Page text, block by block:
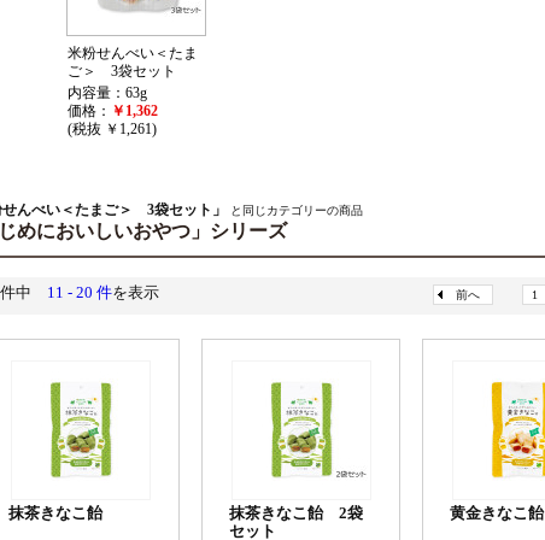
米粉せんべい＜たま
ご＞ 3袋セット
内容量：63g
価格： ￥1,362
(税抜 ￥1,261)
せんべい＜たまご＞ 3袋セット」 と同じカテゴリーの商品
じめにおいしいおやつ」シリーズ
件中 11 - 20 件を表示 前へ 1
抹茶きなこ飴
抹茶きなこ飴 2袋
セット
黄金きなこ飴